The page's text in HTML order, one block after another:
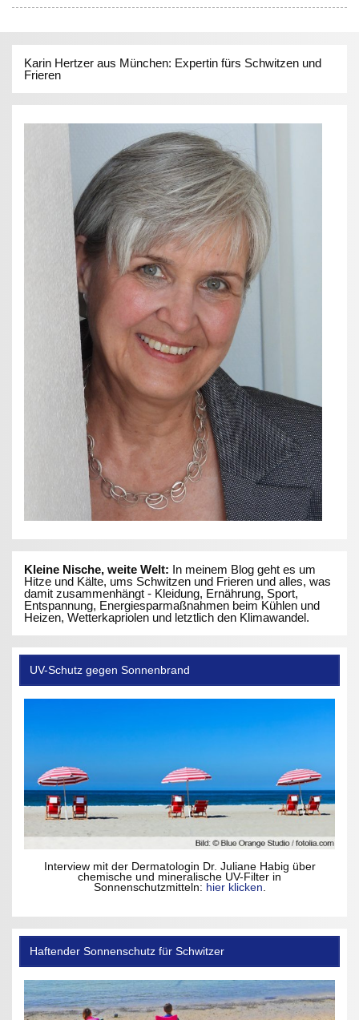
Karin Hertzer aus München: Expertin fürs Schwitzen und
Frieren
Kleine Nische, weite Welt: In meinem Blog geht es um
Hitze und Kälte, ums Schwitzen und Frieren und alles, was
damit zusammenhängt - Kleidung, Ernährung, Sport,
Entspannung, Energiesparmaßnahmen beim Kühlen und
Heizen, Wetterkapriolen und letztlich den Klimawandel.
UV-Schutz gegen Sonnenbrand
Interview mit der Dermatologin Dr. Juliane Habig über
chemische und mineralische UV-Filter in
Sonnenschutzmitteln: hier klicken
Haftender Sonnenschutz für Schwitzer